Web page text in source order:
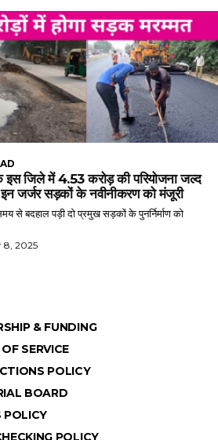
इस जिले में 4.53 करोड़ की परियोजना जल्द
जर्जर सड़कों के नवीनीकरण को मंजूरी
से बदहाल पड़ी दो प्रमुख सड़कों के पुनर्निर्माण को
8, 2025
& FUNDING
SERVICE
POLICY
BOARD
POLICY
POLICY